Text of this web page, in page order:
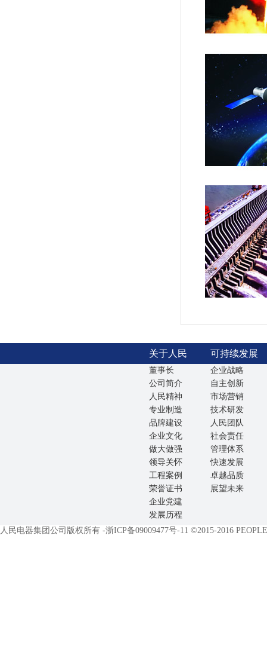
关于人民 可持续发展
董事长
公司简介
人民精神
专业制造
品牌建设
企业文化
做大做强
领导关怀
工程案例
荣誉证书
企业党建
发展历程
企业战略
自主创新
市场营销
技术研发
人民团队
社会责任
管理体系
快速发展
卓越品质
展望未来
人民电器集团公司版权所有 -浙ICP备09009477号-11 ©2015-2016